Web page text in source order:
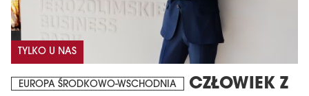
TYLKO U NAS
EUROPA ŚRODKOWO-WSCHODNIA
CZŁOWIEK Z